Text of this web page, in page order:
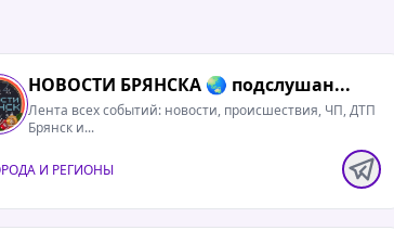
2 НОВОСТИ БРЯНСКА 🌏 подслушан...
Лента всех событий: новости, происшествия, ЧП, ДТП
Брянск и...
И РЕГИОНЫ